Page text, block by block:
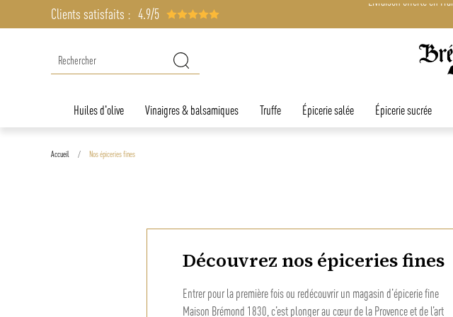
Clients satisfaits : 4.9/5
Huiles d'olive Vinaigres & balsamiques Truffe Épicerie salée Épicerie sucrée
Accueil Nos épiceries fines
Découvrez nos épiceries fines
Entrer pour la première fois ou redécouvrir un magasin d’épicerie fine
Maison Brémond 1830, c’est plonger au cœur de la Provence et de l’art